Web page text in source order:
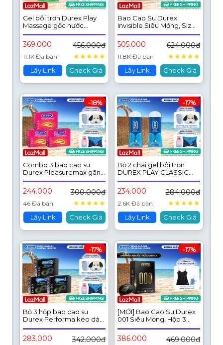
Gel bôi trơn Durex Play
Massage gốc nước
200ml/chai
369.000 456.000đ
11.1K Đã bán ★★★★★
Lấy Link Check Giá
Bao Cao Su Durex
Invisible Siêu Mỏng, Size
52 mm, Hộp 16 Bao Mới
Ra Mắt - Hộp Lớn Siêu
Tiết Kiệm
505.000 624.000đ
11.8K Đã bán ★★★★★
Lấy Link Check Giá
Combo 3 bao cao su
Durex Pleasuremax gân
gai tăng khoái cảm (size
56mm, 3 bao/hộp)
244.000 300.000đ
46 Đã bán ★★★★★
Lấy Link Check Giá
-18%
Bộ 2 chai gel bôi trơn
DUREX PLAY CLASSIC
thuần gốc nước
50ML/chai
234.000 284.000đ
2.6K Đã bán ★★★★★
Lấy Link Check Giá
-17%
Bộ 3 hộp bao cao su
Durex Performa kéo dài
thời gian, size 52mm, 3
bao/hộp
283.000 342.000đ
-17%
[MỚI] Bao Cao Su Durex
001 Siêu Mỏng, Hộp 3
Bao Mới Ra Mắt
386.000 469.000đ
-17%